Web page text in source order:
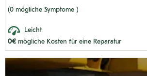
(0 mögliche Symptome )
Leicht
0€mögliche Kosten für eine Reparatur